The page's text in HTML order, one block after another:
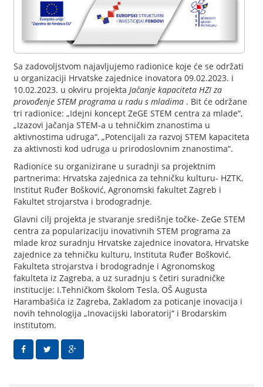
Sa zadovoljstvom najavljujemo radionice koje će se održati
u organizaciji Hrvatske zajednice inovatora 09.02.2023. i
10.02.2023. u okviru projekta Jačanje kapaciteta HZI za
provođenje STEM programa u radu s mladima . Bit će održane
tri radionice: „Idejni koncept ZeGE STEM centra za mlade“,
„Izazovi jačanja STEM-a u tehničkim znanostima u
aktivnostima udruga“, „Potencijali za razvoj STEM kapaciteta
za aktivnosti kod udruga u prirodoslovnim znanostima“.
Radionice su organizirane u suradnji sa projektnim
partnerima: Hrvatska zajednica za tehničku kulturu- HZTK,
Institut Ruđer Bošković, Agronomski fakultet Zagreb i
Fakultet strojarstva i brodogradnje.
Glavni cilj projekta je stvaranje središnje točke- ZeGe STEM
centra za popularizaciju inovativnih STEM programa za
mlade kroz suradnju Hrvatske zajednice inovatora, Hrvatske
zajednice za tehničku kulturu, Instituta Ruđer Bošković,
Fakulteta strojarstva i brodogradnje i Agronomskog
fakulteta iz Zagreba, a uz suradnju s četiri suradničke
institucije: I.Tehničkom školom Tesla, OŠ Augusta
Harambašića iz Zagreba, Zakladom za poticanje inovacija i
novih tehnologija „Inovacijski laboratorij“ i Brodarskim
institutom.